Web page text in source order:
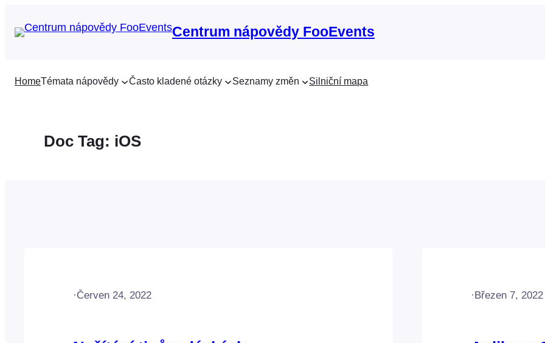
na
Centrum nápovědy FooEvents
HomeTémata nápovědy Často kladené otázky Seznamy změn Silniční mapa
Doc Tag: iOS
·Červen 24, 2022 ·Březen 7, 2022